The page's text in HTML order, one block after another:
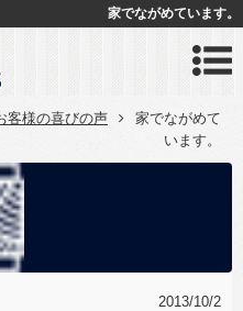
家でながめています。
客様の喜びの声
家でながめて
います。
2013/10/2